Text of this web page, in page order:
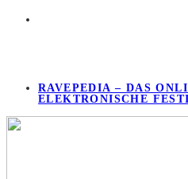
RAVEPEDIA – DAS
ELEKTRONISCHE